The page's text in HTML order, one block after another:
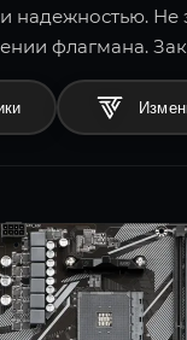
надежностью. Не
флагмана.